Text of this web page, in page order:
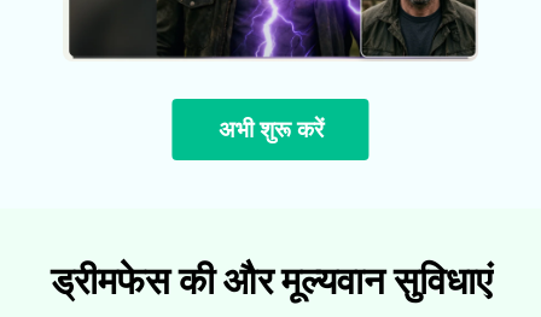
अभी शुरू करें
ड्रीमफेस की और मूल्यवान सुविधाएं